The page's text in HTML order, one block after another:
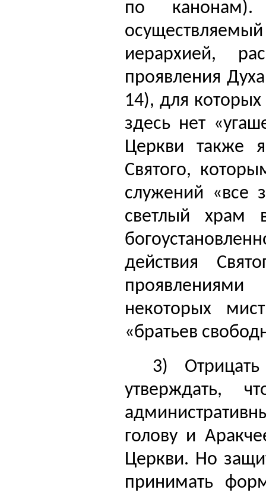
по
иерархией,
проявления
14), для
здесь нет
Церкви также
Святого,
служений «все
светлый храм
действия
проявлениями
некоторых
«братьев
3)
утверждать,
голову и
Церкви. Но
принимать